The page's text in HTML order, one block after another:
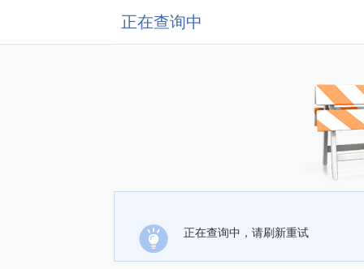
正在查询中
正在查询中，请刷新重试